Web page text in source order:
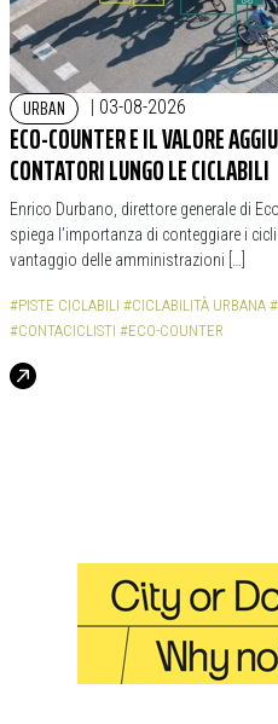
URBAN | 03-08-2026
ECO-COUNTER E IL VALORE
CONTATORI LUNGO LE CICLABILI
Enrico Durbano, direttore generale di
spiega l’importanza di conteggiare i
vantaggio delle amministrazioni […]
#PISTE CICLABILI #CICLABILITÀ URBANA
#CONTACICLISTI #ECO-COUNTER